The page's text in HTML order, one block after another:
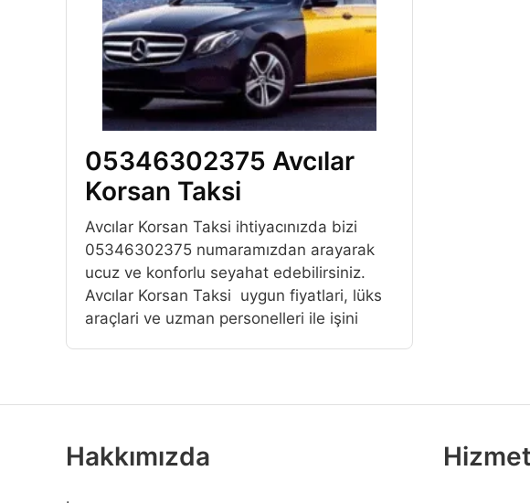
05346302375 Avcılar
Korsan Taksi
Avcılar Korsan Taksi ihtiyacınızda bizi
05346302375 numaramızdan arayarak
ucuz ve konforlu seyahat edebilirsiniz.
Avcılar Korsan Taksi uygun fiyatlari, lüks
araçlari ve uzman personelleri ile işini
Hakkımızda